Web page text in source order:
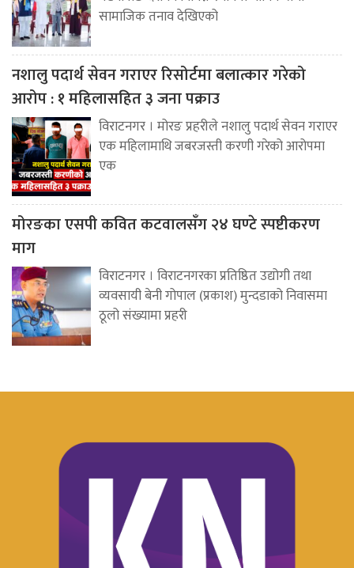
सामाजिक तनाव देखिएको
नशालु पदार्थ सेवन गराएर रिसोर्टमा बलात्कार गरेको
आरोप : १ महिलासहित ३ जना पक्राउ
विराटनगर । मोरङ प्रहरीले नशालु पदार्थ सेवन गराएर
एक महिलामाथि जबरजस्ती करणी गरेको आरोपमा
एक
मोरङका एसपी कवित कटवालसँग २४ घण्टे स्पष्टीकरण
माग
विराटनगर । विराटनगरका प्रतिष्ठित उद्योगी तथा
व्यवसायी बेनी गोपाल (प्रकाश) मुन्दडाको निवासमा
ठूलो संख्यामा प्रहरी